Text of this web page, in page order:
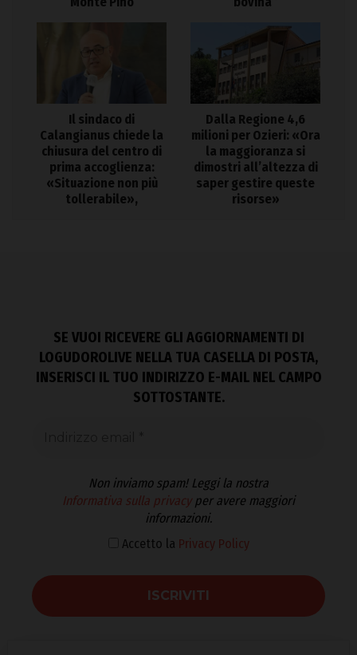
Il sindaco di
Calangianus chiede la
chiusura del centro di
prima accoglienza:
«Situazione non più
tollerabile»,
Dalla Regione 4,6
milioni per Ozieri: «Ora
la maggioranza si
dimostri all’altezza di
saper gestire queste
risorse»
SE VUOI RICEVERE GLI AGGIORNAMENTI DI
LOGUDOROLIVE NELLA TUA CASELLA DI POSTA,
INSERISCI IL TUO INDIRIZZO E-MAIL NEL CAMPO
SOTTOSTANTE.
Non inviamo spam! Leggi la nostra
Informativa sulla privacyper avere maggiori
informazioni.
Accetto la Privacy Policy